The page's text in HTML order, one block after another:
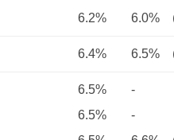
6.2%
6.0%
6.4% 6.5%
6.5%
6.5%
-
-